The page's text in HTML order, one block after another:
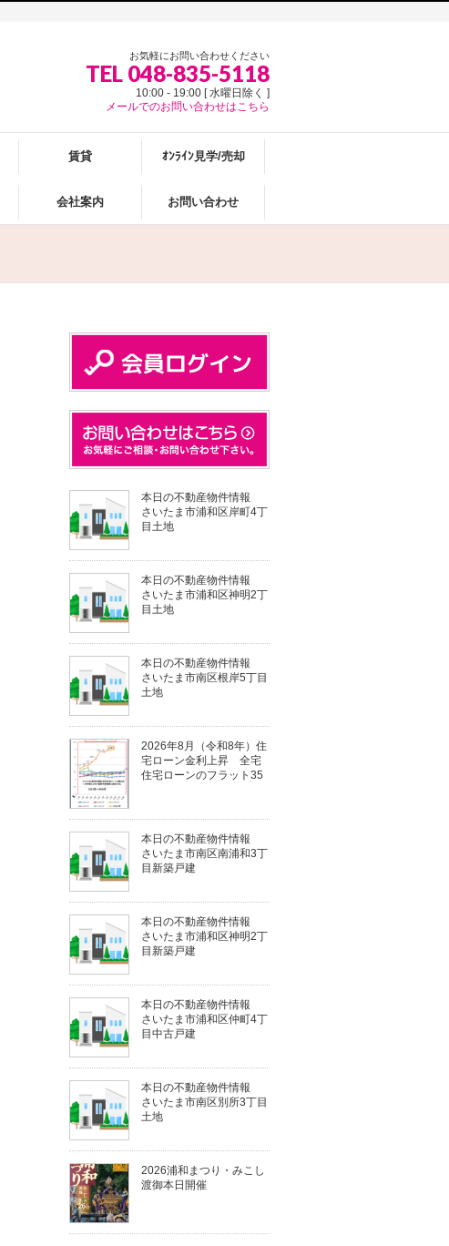
お気軽にお問い合わせください
TEL 048-835-5118
10:00 - 19:00 [ 水曜日除く ]
メールでのお問い合わせはこちら
賃貸 ｵﾝﾗｲﾝ見学/売却
会社案内 お問い合わせ
本日の不動産物件情報
さいたま市浦和区岸町4丁
目土地
本日の不動産物件情報
さいたま市浦和区神明2丁
目土地
本日の不動産物件情報
さいたま市南区根岸5丁目
土地
2026年8月（令和8年）住
宅ローン金利上昇 全宅
住宅ローンのフラット35
本日の不動産物件情報
さいたま市南区南浦和3丁
目新築戸建
本日の不動産物件情報
さいたま市浦和区神明2丁
目新築戸建
本日の不動産物件情報
さいたま市浦和区仲町4丁
目中古戸建
本日の不動産物件情報
さいたま市南区別所3丁目
土地
2026浦和まつり・みこし
渡御本日開催